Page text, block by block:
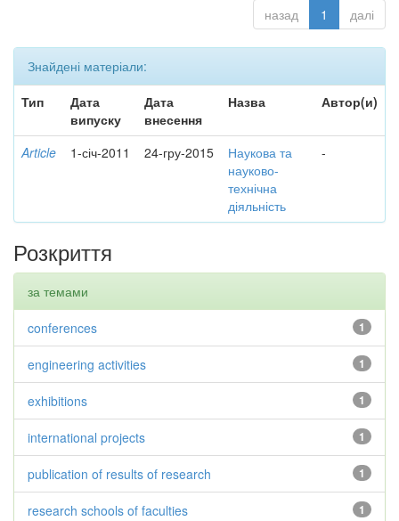
назад 1 далі
Знайдені матеріали:
Тип
Дата
випуску
Дата
внесення
Назва Автор(и)
Article 1-січ-2011 24-гру-2015
Наукова та
науково-
технічна
діяльність
-
Розкриття
за темами
1
conferences
1
engineering activities
1
exhibitions
1
international projects
1
publication of results of research
1
research schools of faculties